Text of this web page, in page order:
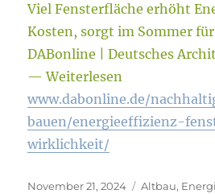
Viel Fensterfläche erhöht
Kosten, sorgt im Sommer
DABonline | Deutsches
— Weiterlesen
www.dabonline.de/
bauen/energieeffizienz-
wirklichkeit/
Veröffentlicht
November 21, 2024 Kategorien
Altbau,